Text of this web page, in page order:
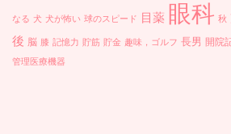
なる 犬 犬が怖い 球のスピード 目薬 眼科 秋
後 脳 膝 記憶力 貯筋 貯金 趣味，ゴルフ 長男 開院
管理医療機器